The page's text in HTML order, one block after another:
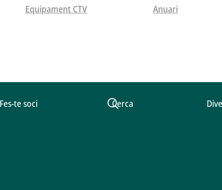
Equipament CTV Anuari
Fes-te soci Cerca